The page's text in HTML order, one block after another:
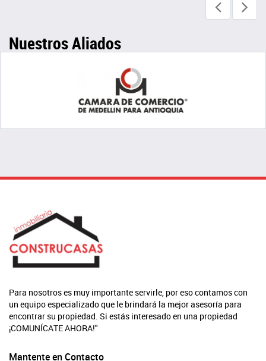
Nuestros Aliados
Para nosotros es muy importante servirle, por eso contamos con
un equipo especializado que le brindará la mejor asesoría para
encontrar su propiedad. Si estás interesado en una propiedad
¡COMUNÍCATE AHORA!"
Mantente en Contacto